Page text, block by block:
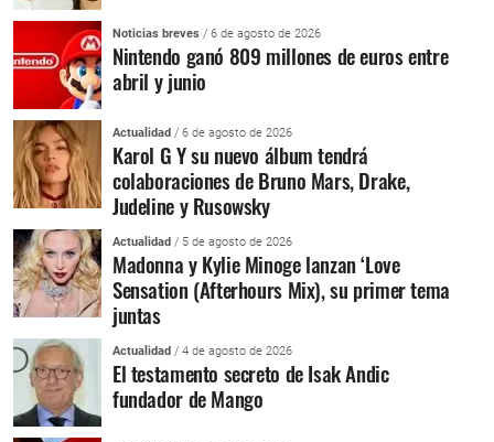
Noticias breves / 6 de agosto de 2026
Nintendo ganó 809 millones de euros entre
abril y junio
Actualidad / 6 de agosto de 2026
Karol G Y su nuevo álbum tendrá
colaboraciones de Bruno Mars, Drake,
Judeline y Rusowsky
Actualidad / 5 de agosto de 2026
Madonna y Kylie Minoge lanzan ‘Love
Sensation (Afterhours Mix), su primer tema
juntas
Actualidad / 4 de agosto de 2026
El testamento secreto de Isak Andic
fundador de Mango